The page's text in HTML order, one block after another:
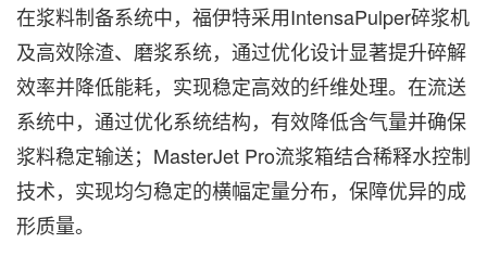
在浆料制备系统中，福伊特采用IntensaPulper碎浆机
及高效除渣、磨浆系统，通过优化设计显著提升碎解
效率并降低能耗，实现稳定高效的纤维处理。在流送
系统中，通过优化系统结构，有效降低含气量并确保
浆料稳定输送；MasterJet Pro流浆箱结合稀释水控制
技术，实现均匀稳定的横幅定量分布，保障优异的成
形质量。